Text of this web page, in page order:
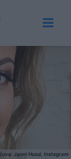
Janni Hussi, Instagram